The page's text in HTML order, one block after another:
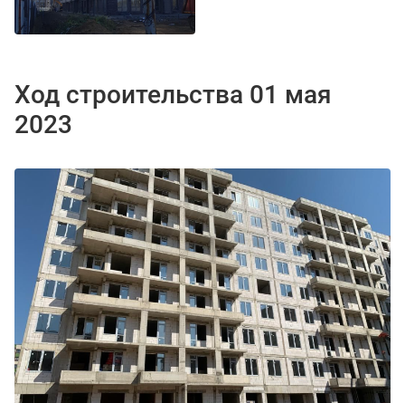
Ход строительства 01 мая
2023